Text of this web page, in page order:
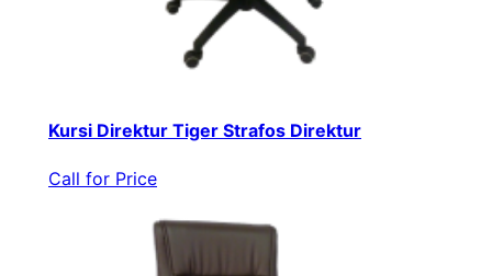
Kursi Direktur Tiger Strafos Direktur
Call for Price